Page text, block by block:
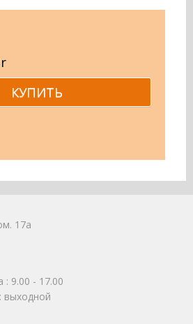
17а
: 9.00 - 17.00
выходной